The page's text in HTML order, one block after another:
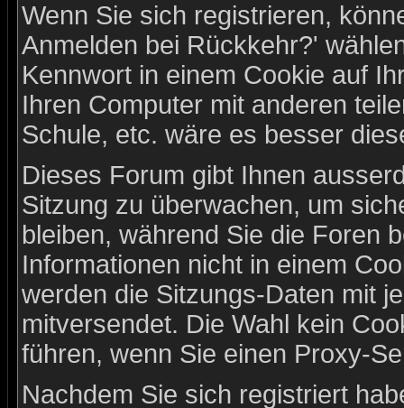
Wenn Sie sich registrieren,
Anmelden bei Rückkehr?'
Kennwort in einem Cookie auf
Ihren Computer mit anderen
Schule, etc. wäre es besser
Dieses Forum gibt Ihnen
Sitzung zu überwachen, um
bleiben, während Sie die Foren
Informationen nicht in einem
werden die Sitzungs-Daten mit
mitversendet. Die Wahl kein
führen, wenn Sie einen Proxy-
Nachdem Sie sich registriert